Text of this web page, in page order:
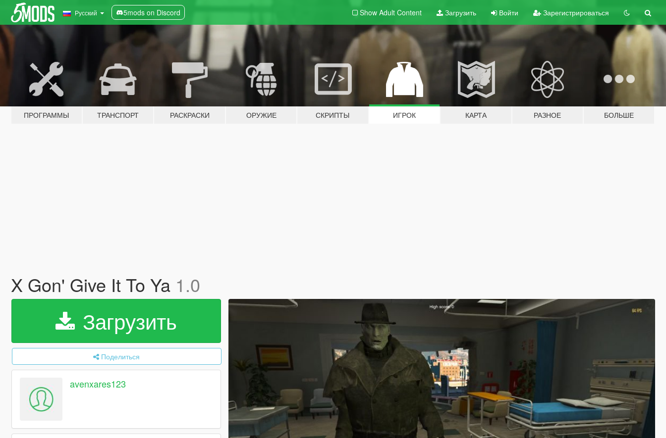
Русский 5mods on Discord Show Adult Content Загрузить Войти Зарегистрироваться
ПРОГРАММЫ ТРАНСПОРТ РАСКРАСКИ ОРУЖИЕ СКРИПТЫ ИГРОК КАРТА РАЗНОЕ БОЛЬШЕ
X Gon' Give It To Ya 1.0
Загрузить
Поделиться
avenxares123